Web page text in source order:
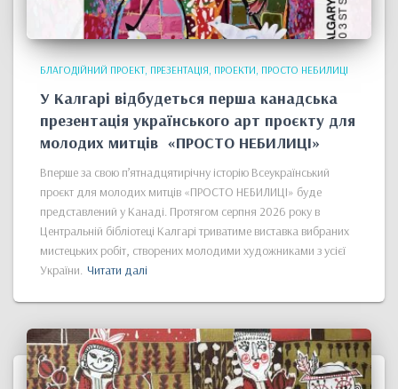
БЛАГОДІЙНИЙ ПРОЕКТ ПРЕЗЕНТАЦІЯ ПРОЕКТИ ПРОСТО НЕБИЛИЦІ
У Калгарі відбудеться перша канадська
презентація українського арт проєкту для
молодих митців «ПРОСТО НЕБИЛИЦІ»
Вперше за свою п’ятнадцятирічну історію Всеукраїнський
проєкт для молодих митців «ПРОСТО НЕБИЛИЦІ» буде
представлений у Канаді. Протягом серпня 2026 року в
Центральній бібліотеці Калгарі триватиме виставка вибраних
мистецьких робіт, створених молодими художниками з усієї
України. Читати далі